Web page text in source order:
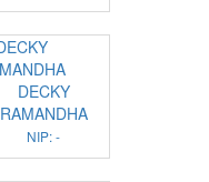
DECKY
RAMANDHA
NIP: -